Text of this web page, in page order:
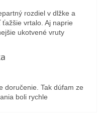
rozdiel v dlžke a
vrtalo. Aj naprie
ukotvené vruty
5 z 5 hviezdičiek.
doručenie. Tak dúfam ze
boli rychle